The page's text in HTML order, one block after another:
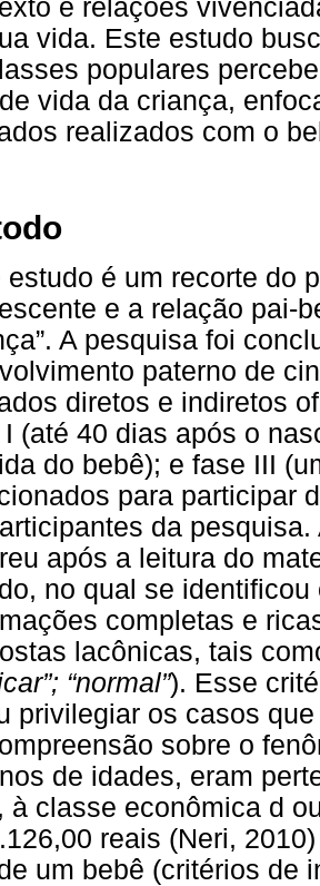
e relações
vida. Este estudo
populares
vida da criança,
realizados com o
estudo é um recorte do
e a relação pai-
A pesquisa foi
paterno de
diretos e indiretos
(até 40 dias após o
do bebê); e fase III
para participar
da
após a leitura do
no qual se
completas e
lacônicas, tais
“normal”). Esse
privilegiar os casos
sobre o
de idades, eram
à classe econômica d
reais (Neri,
um bebê (critérios de